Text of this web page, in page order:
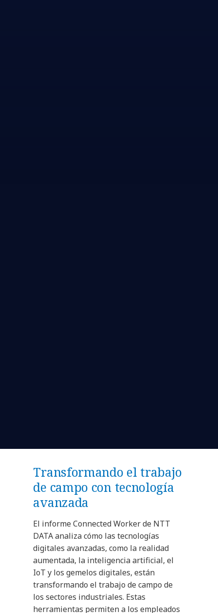
Transformando el trabajo
de campo con tecnología
avanzada
El informe Connected Worker de NTT
DATA analiza cómo las tecnologías
digitales avanzadas, como la realidad
aumentada, la inteligencia artificial, el
IoT y los gemelos digitales, están
transformando el trabajo de campo de
los sectores industriales. Estas
herramientas permiten a los empleados